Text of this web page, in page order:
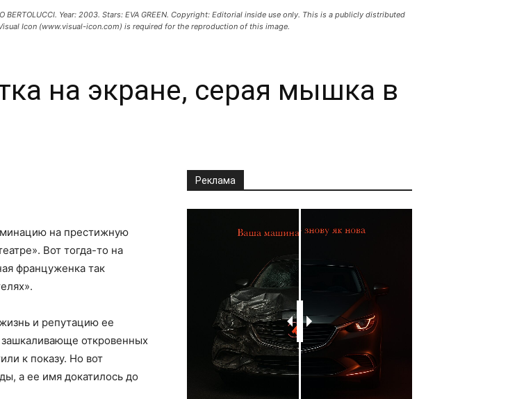
BERTOLUCCI. Year: 2003. Stars: EVA GREEN. Copyright: Editorial inside use only. This is a publicly distributed
Icon (www.visual-icon.com) is required for the reproduction of this image.
на экране, серая мышка в
на престижную
Вот тогда-то на
француженка так
и репутацию ее
откровенных
к показу. Но вот
а ее имя докатилось до
Реклама